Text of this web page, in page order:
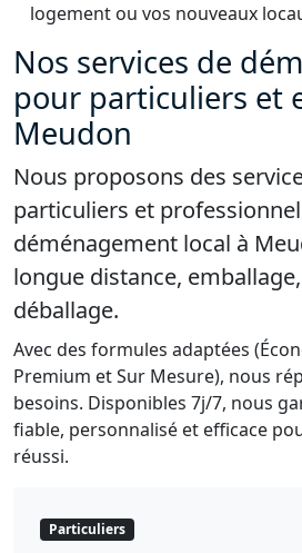
logement ou vos nouveaux
Nos services de
pour particuliers et
Meudon
Nous proposons des
particuliers et
déménagement local à
longue distance,
déballage.
Avec des formules adaptées
Premium et Sur Mesure), nous
besoins. Disponibles 7j/7, nous
fiable, personnalisé et efficace
réussi.
Particuliers